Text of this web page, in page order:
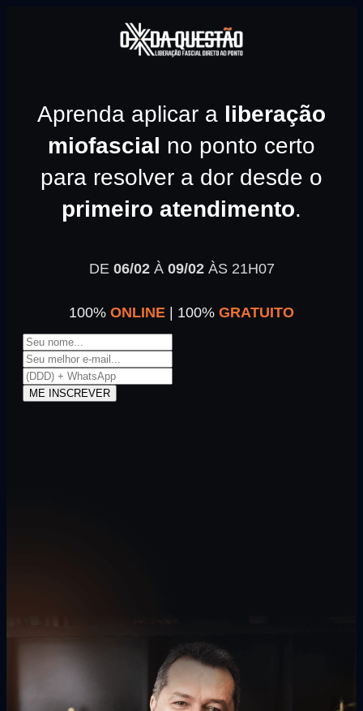
Aprenda aplicar a liberação
miofascial no ponto certo
para resolver a dor desde o
primeiro atendimento.
DE 06/02 À 09/02 ÀS 21H07
100% ONLINE | 100% GRATUITO